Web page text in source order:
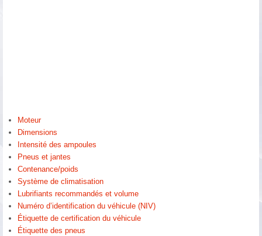
Moteur
Dimensions
Intensité des ampoules
Pneus et jantes
Contenance/poids
Système de climatisation
Lubrifiants recommandés et volume
Numéro d’identification du véhicule (NIV)
Étiquette de certification du véhicule
Étiquette des pneus